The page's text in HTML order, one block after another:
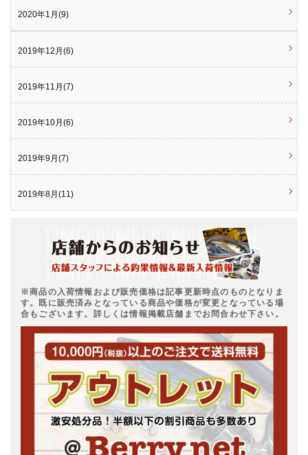
2020年1月(9)
2019年12月(6)
2019年11月(7)
2019年10月(6)
2019年9月(7)
2019年8月(11)
※商品の入荷情報および販売価格は記事更新時点のものとなりま
す。既に販売済みとなっている商品や価格が変更となっている場
合もございます。詳しくは情報掲載店舗までお問合わせ下さい。